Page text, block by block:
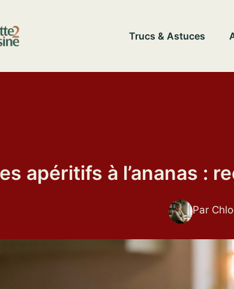
Trucs & Astuces
apéritifs à l’ananas :
Par